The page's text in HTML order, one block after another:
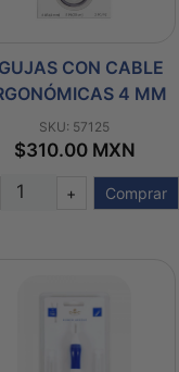
CON CABLE
4 MM
SKU: 57125
$310.00 MXN
+ Comprar